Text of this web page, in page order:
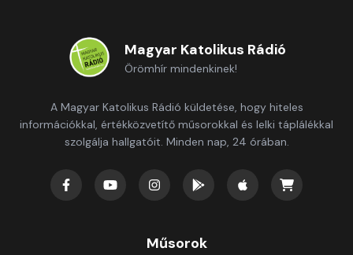
Magyar Katolikus Rádió
Örömhír mindenkinek!
A Magyar Katolikus Rádió küldetése, hogy hiteles
információkkal, értékközvetítő műsorokkal és lelki táplálékkal
szolgálja hallgatóit. Minden nap, 24 órában.
Műsorok